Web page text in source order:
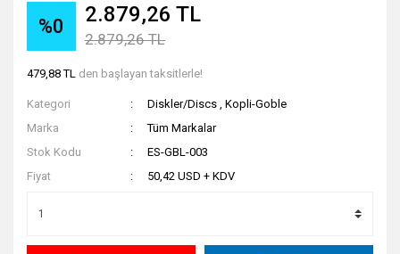
%0 2.879,26 TL
2.879,26 TL
479,88 TL den başlayan taksitlerle!
Kategori Diskler/Discs ,Kopli-Goble
Marka
Tüm Markalar
Stok Kodu
ES-GBL-003
Fiyat
50,42 USD + KDV